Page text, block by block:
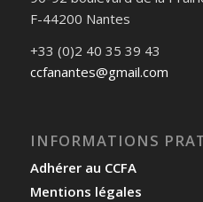
F-44200 Nantes
+33 (0)2 40 35 39 43
ccfanantes@gmail.com
INFORMATIONS
Adhérer au CCFA
Mentions légales